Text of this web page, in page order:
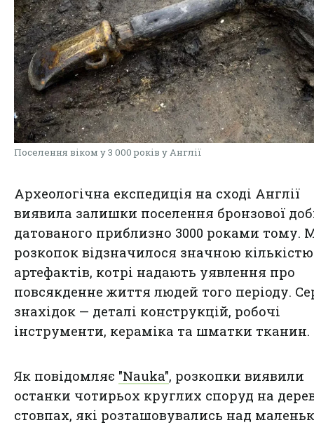
Поселення віком у 3 000 років у Англії
Археологічна експедиція на сході Англії
виявила залишки поселення бронзової
датованого приблизно 3000 роками тому.
розкопок відзначилося значною кількістю
артефактів, котрі надають уявлення про
повсякденне життя людей того періоду.
знахідок — деталі конструкцій, робочі
інструменти, кераміка та шматки тканин.
Як повідомляє "Nauka", розкопки виявили
останки чотирьох круглих споруд на
стовпах, які розташовувались над